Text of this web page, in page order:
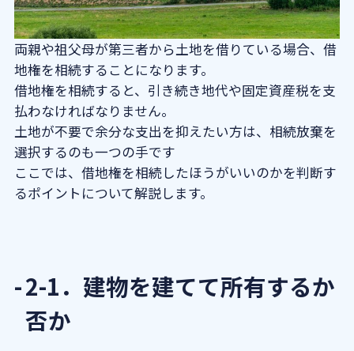
両親や祖父母が第三者から土地を借りている場合、借
地権を相続することになります。
借地権を相続すると、引き続き地代や固定資産税を支
払わなければなりません。
土地が不要で余分な支出を抑えたい方は、相続放棄を
選択するのも一つの手です
ここでは、借地権を相続したほうがいいのかを判断す
るポイントについて解説します。
2-1．建物を建てて所有するか
否か